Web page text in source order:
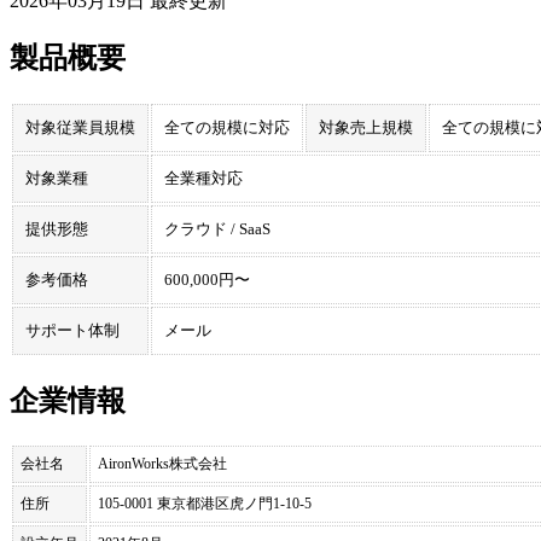
製品概要
対象従業員規模 全ての規模に対応 対象売上規模 全ての規模に
対象業種 全業種対応
提供形態 クラウド / SaaS
参考価格 600,000円〜
サポート体制 メール
企業情報
会社名 AironWorks株式会社
住所 105-0001 東京都港区虎ノ門1-10-5